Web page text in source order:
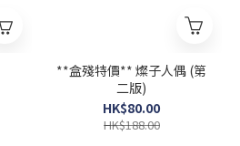
**盒殘特價** 燦子人偶 (第
二版)
HK$80.00
HK$188.00